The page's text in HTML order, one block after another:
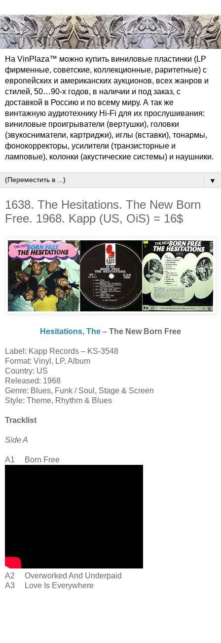
На VinPlaza™ можно купить виниловые пластинки (LP
фирменные, советские, коллекционные, раритетные) с
европейских и американских аукционов, всех жанров и
стилей, 50…90-х годов, в наличии и под заказ, с
доставкой в Россию и по всему миру. А так же
винтажную аудиотехнику Hi-Fi для их прослушивания:
виниловые проигрыватели (вертушки), головки
(звукосниматели, картриджи), иглы (вставки), тонармы,
фонокорректоры, усилители (транзисторные и
ламповые), колонки (акустические системы) и наушники.
▼
1638. The Hesitations. The New Born
Free. 1968. Kapp (US, OiS) = 16$
Hesitations, The ‎– The New Born Free
Label: Kapp Records – KS-3548
Format: Vinyl, LP, Album
Country: US
Released: 1968
Genre: Blues, Funk / Soul, Stage & Screen
Style: Theme, Rhythm & Blues
Tracklist
Side A
A1 Born Free
A2 Overworked And Underpaid
A3 Love Is Everywhere